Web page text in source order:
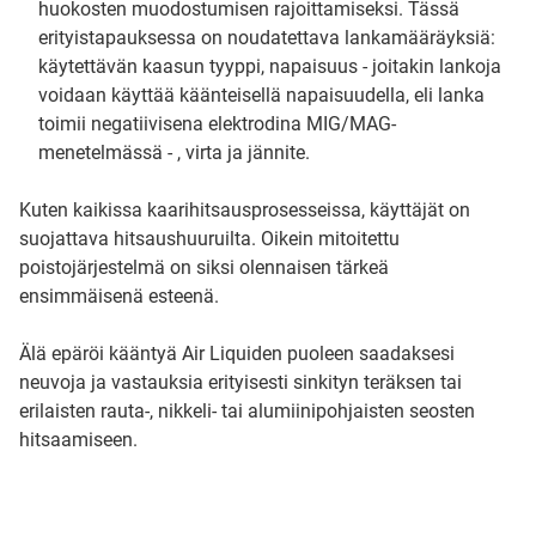
huokosten muodostumisen rajoittamiseksi. Tässä
erityistapauksessa on noudatettava lankamääräyksiä:
käytettävän kaasun tyyppi, napaisuus - joitakin lankoja
voidaan käyttää käänteisellä napaisuudella, eli lanka
toimii negatiivisena elektrodina MIG/MAG-
menetelmässä - , virta ja jännite.
Kuten kaikissa kaarihitsausprosesseissa, käyttäjät on
suojattava hitsaushuuruilta. Oikein mitoitettu
poistojärjestelmä on siksi olennaisen tärkeä
ensimmäisenä esteenä.
Älä epäröi kääntyä Air Liquiden puoleen saadaksesi
neuvoja ja vastauksia erityisesti sinkityn teräksen tai
erilaisten rauta-, nikkeli- tai alumiinipohjaisten seosten
hitsaamiseen.